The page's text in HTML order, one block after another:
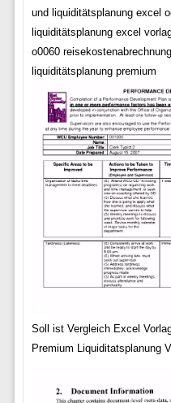
und liquiditätsplanung excel
liquiditätsplanung excel
o0060
liquiditätsplanung premium
Soll ist Vergleich Excel
Premium Liquiditatsplanung